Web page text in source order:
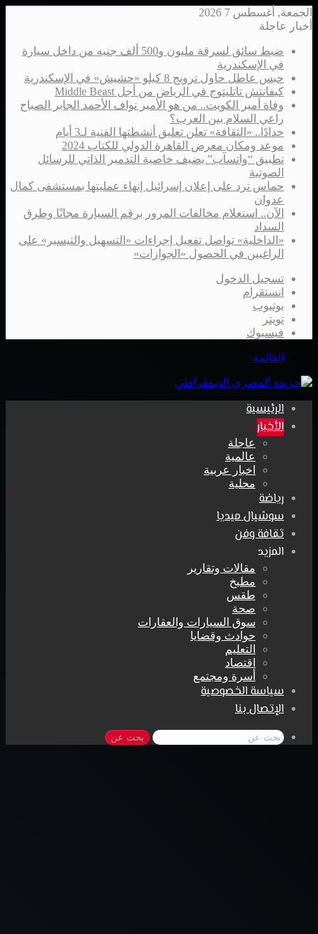
الجمعة, أغسطس 7 2026
أخبار عاجلة
ضبط سائق لسرقة مليون و500 ألف جنيه من داخل سيارة
في الإسكندرية
حبس عاطل حاول ترويج 8 كيلو «حشيش» في الإسكندرية
كيفانتش تاتليتوج في الرياض من أجل Middle Beast
وفاة أمير الكويت.. من هو الأمير نواف الأحمد الجابر الصباح
راعي السلام بين العرب؟
حدادًا.. «الثقافة» تعلن تعليق أنشطتها الفنية لـ3 أيام
موعد ومكان معرض القاهرة الدولي للكتاب 2024
تطبيق “واتسآب” يضيف خاصية التدمير الذاتي للرسائل
الصوتية
حماس ترد على إعلان إسرائيل إنهاء عمليتها بمستشفى كمال
عدوان
الآن.. استعلام مخالفات المرور برقم السيارة مجانًا وطرق
السداد
«الداخلية» تواصل تفعيل إجراءات «التسهيل والتيسير» على
الراغبين في الحصول «الجوازات»
تسجيل الدخول
انستقرام
يوتيوب
تويتر
فيسبوك
القائمة
الرئيسية
الأخبار
عاجلة
عالمية
اخبار عربية
محلية
رياضة
سوشيال ميديا
ثقافة وفن
المزيد
مقالات وتقارير
مطبخ
طقس
صحة
سوق السيارات والعقارات
حوادث وقضايا
التعليم
اقتصاد
أسرة ومجتمع
سياسة الخصوصية
الإتصال بنا
بحث عن